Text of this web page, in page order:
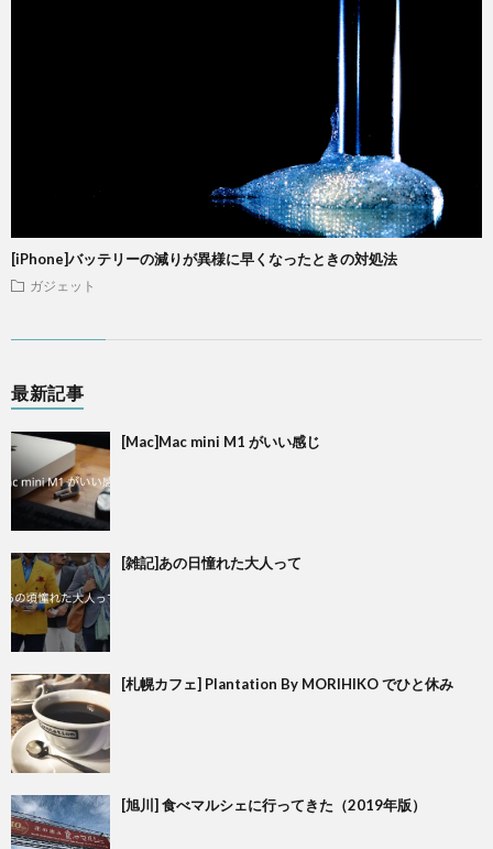
[iPhone]バッテリーの減りが異様に早くなったときの対処法
ガジェット
最新記事
[Mac]Mac mini M1 がいい感じ
[雑記]あの日憧れた大人って
[札幌カフェ] Plantation By MORIHIKO でひと休み
[旭川] 食べマルシェに行ってきた（2019年版）